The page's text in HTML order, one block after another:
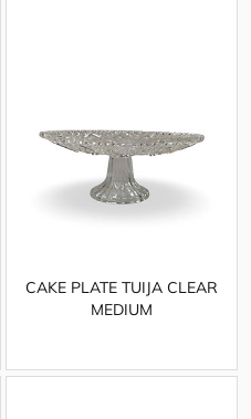
CAKE PLATE TUIJA CLEAR
MEDIUM